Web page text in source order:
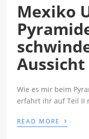
Mexiko
Aussicht
Wie es mir beim
erfahrt ihr auf Teil II
READ MORE ›